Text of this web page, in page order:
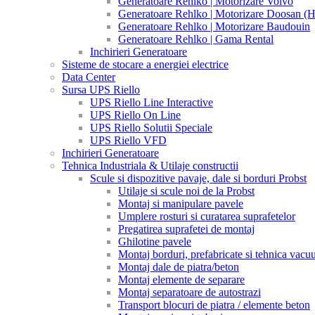
Generatoare Rehlko | Motorizare Doosan
Generatoare Rehlko | Motorizare Baudouin
Generatoare Rehlko | Gama Rental
Inchirieri Generatoare
Sisteme de stocare a energiei electrice
Data Center
Sursa UPS Riello
UPS Riello Line Interactive
UPS Riello On Line
UPS Riello Solutii Speciale
UPS Riello VFD
Inchirieri Generatoare
Tehnica Industriala & Utilaje constructii
Scule si dispozitive pavaje, dale si borduri Probst
Utilaje si scule noi de la Probst
Montaj si manipulare pavele
Umplere rosturi si curatarea suprafetelor
Pregatirea suprafetei de montaj
Ghilotine pavele
Montaj borduri, prefabricate si tehnica
Montaj dale de piatra/beton
Montaj elemente de separare
Montaj separatoare de autostrazi
Transport blocuri de piatra / elemente beton